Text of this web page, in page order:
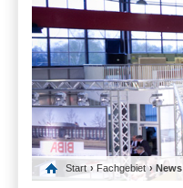
Start › Fachgebiet › News